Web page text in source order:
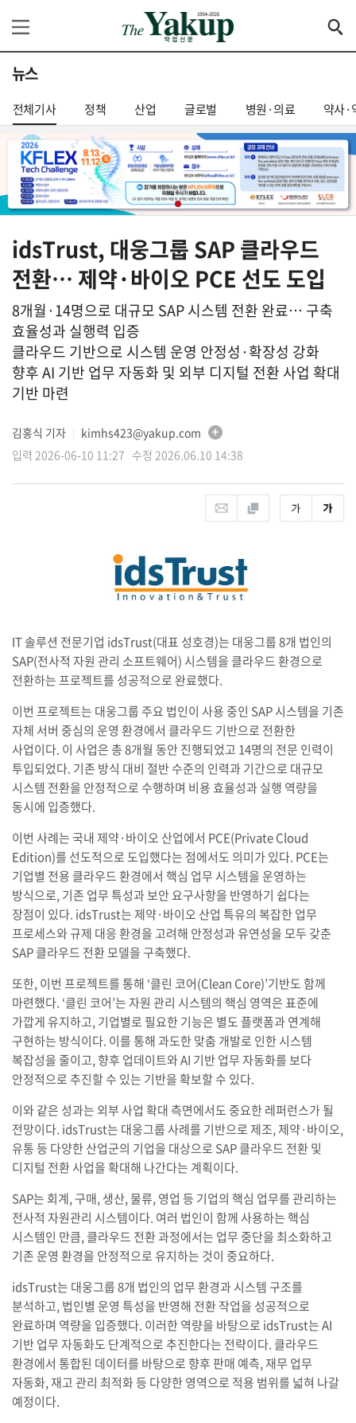
뉴스
전체기사 정책 산업 글로벌 병원·의료 약사·
idsTrust, 대웅그룹 SAP 클라우드
전환… 제약·바이오 PCE 선도 도입
8개월·14명으로 대규모 SAP 시스템 전환 완료… 구축
효율성과 실행력 입증
클라우드 기반으로 시스템 운영 안정성·확장성 강화
향후 AI 기반 업무 자동화 및 외부 디지털 전환 사업 확대
기반 마련
김홍식 기자
kimhs423@yakup.com
입력 2026-06-10 11:27 수정 2026.06.10 14:38
IT 솔루션 전문기업 idsTrust(대표 성호경)는 대웅그룹 8개 법인의
SAP(전사적 자원 관리 소프트웨어) 시스템을 클라우드 환경으로
전환하는 프로젝트를 성공적으로 완료했다.
이번 프로젝트는 대웅그룹 주요 법인이 사용 중인 SAP 시스템을 기존
자체 서버 중심의 운영 환경에서 클라우드 기반으로 전환한
사업이다. 이 사업은 총 8개월 동안 진행되었고 14명의 전문 인력이
투입되었다. 기존 방식 대비 절반 수준의 인력과 기간으로 대규모
시스템 전환을 안정적으로 수행하며 비용 효율성과 실행 역량을
동시에 입증했다.
이번 사례는 국내 제약·바이오 산업에서 PCE(Private Cloud
Edition)를 선도적으로 도입했다는 점에서도 의미가 있다. PCE는
기업별 전용 클라우드 환경에서 핵심 업무 시스템을 운영하는
방식으로, 기존 업무 특성과 보안 요구사항을 반영하기 쉽다는
장점이 있다. idsTrust는 제약·바이오 산업 특유의 복잡한 업무
프로세스와 규제 대응 환경을 고려해 안정성과 유연성을 모두 갖춘
SAP 클라우드 전환 모델을 구축했다.
또한, 이번 프로젝트를 통해 ‘클린 코어(Clean Core)’기반도 함께
마련했다. ‘클린 코어’는 자원 관리 시스템의 핵심 영역은 표준에
가깝게 유지하고, 기업별로 필요한 기능은 별도 플랫폼과 연계해
구현하는 방식이다. 이를 통해 과도한 맞춤 개발로 인한 시스템
복잡성을 줄이고, 향후 업데이트와 AI 기반 업무 자동화를 보다
안정적으로 추진할 수 있는 기반을 확보할 수 있다.
이와 같은 성과는 외부 사업 확대 측면에서도 중요한 레퍼런스가 될
전망이다. idsTrust는 대웅그룹 사례를 기반으로 제조, 제약·바이오,
유통 등 다양한 산업군의 기업을 대상으로 SAP 클라우드 전환 및
디지털 전환 사업을 확대해 나간다는 계획이다.
SAP는 회계, 구매, 생산, 물류, 영업 등 기업의 핵심 업무를 관리하는
전사적 자원관리 시스템이다. 여러 법인이 함께 사용하는 핵심
시스템인 만큼, 클라우드 전환 과정에서는 업무 중단을 최소화하고
기존 운영 환경을 안정적으로 유지하는 것이 중요하다.
idsTrust는 대웅그룹 8개 법인의 업무 환경과 시스템 구조를
분석하고, 법인별 운영 특성을 반영해 전환 작업을 성공적으로
완료하며 역량을 입증했다. 이러한 역량을 바탕으로 idsTrust는 AI
기반 업무 자동화도 단계적으로 추진한다는 전략이다. 클라우드
환경에서 통합된 데이터를 바탕으로 향후 판매 예측, 재무 업무
자동화, 재고 관리 최적화 등 다양한 영역으로 적용 범위를 넓혀 나갈
예정이다.